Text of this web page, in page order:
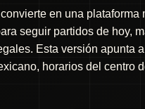
en una plataforma
seguir partidos de hoy,
Esta versión apunta
horarios del centro